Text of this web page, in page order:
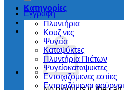
Εγγραφή
Κατηγορίες
Πλυντήρια
Κουζίνες
Ψυγεία
Καταψύκτες
Πλυντήρια Πιάτων
Ψυγείοκαταψυκτες
Εντοιχιζόμενες εστίες
Εντοιχιζόμενοι φούρνοι